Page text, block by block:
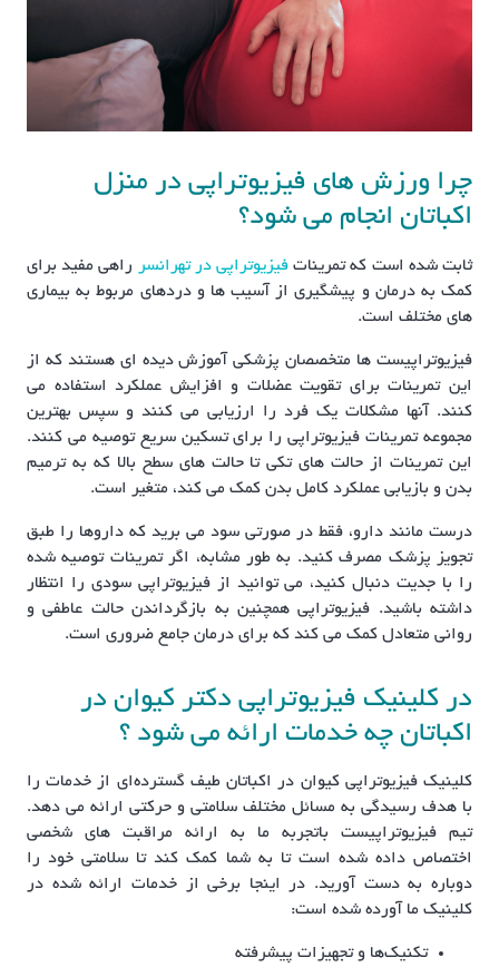
چرا ورزش های فیزیوتراپی در منزل
اکباتان انجام می شود؟
ثابت شده است که تمرینات فیزیوتراپی در تهرانسر
راهی مفید برای
کمک به درمان و پیشگیری از آسیب ها و دردهای مربوط به بیماری
های مختلف است.
فیزیوتراپیست ها متخصصان پزشکی آموزش دیده ای هستند که از
این تمرینات برای تقویت عضلات و افزایش عملکرد استفاده می
کنند. آنها مشکلات یک فرد را ارزیابی می کنند و سپس بهترین
مجموعه تمرینات فیزیوتراپی را برای تسکین سریع توصیه می کنند.
این تمرینات از حالت های تکی تا حالت های سطح بالا که به ترمیم
بدن و بازیابی عملکرد کامل بدن کمک می کند، متغیر است.
درست مانند دارو، فقط در صورتی سود می برید که داروها را طبق
تجویز پزشک مصرف کنید. به طور مشابه، اگر تمرینات توصیه شده
را با جدیت دنبال کنید، می توانید از فیزیوتراپی سودی را انتظار
داشته باشید. فیزیوتراپی همچنین به بازگرداندن حالت عاطفی و
روانی متعادل کمک می کند که برای درمان جامع ضروری است.
در کلینیک فیزیوتراپی دکتر کیوان در
اکباتان چه خدمات ارائه می شود ؟
کلینیک فیزیوتراپی کیوان در اکباتان طیف گسترده‌ای از خدمات را
با هدف رسیدگی به مسائل مختلف سلامتی و حرکتی ارائه می دهد.
تیم فیزیوتراپیست باتجربه ما به ارائه مراقبت های شخصی
اختصاص داده شده است تا به شما کمک کند تا سلامتی خود را
دوباره به دست آورید. در اینجا برخی از خدمات ارائه شده در
کلینیک ما آورده شده است:
تکنیک‌ها و تجهیزات پیشرفته